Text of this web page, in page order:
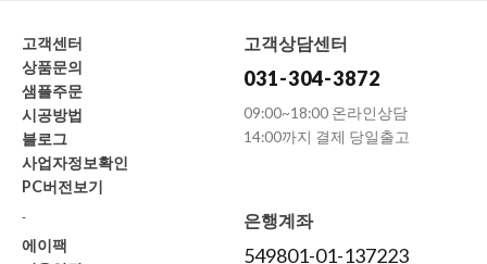
고객센터
상품문의
샘플주문
시공방법
블로그
사업자정보확인
PC버전보기
-
에이팩
고객상담센터
031-304-3872
09:00~18:00 온라인상담
14:00까지 결제 당일출고
은행계좌
549801-01-137223